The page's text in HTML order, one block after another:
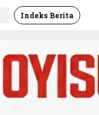
Indeks Berita